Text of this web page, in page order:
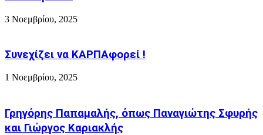
3 Νοεμβρίου, 2025
Συνεχίζει να ΚΑΡΠΑφορεί !
1 Νοεμβρίου, 2025
Γρηγόρης Παπαμαλής, όπως Παναγιώτης Σφυρής
και Γιώργος Καριακλής